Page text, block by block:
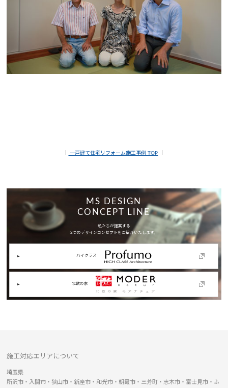
一戸建て住宅リフォーム施工事例 TOP
MS DESIGN
CONCEPT LINE
私たちが提案する
2つのデザインコンセプトをご紹介いたします。
ハイクラス
北欧の家
施工対応エリアについて
埼玉県
所沢市・入間市・狭山市・新座市・和光市・朝霞市・三芳町・志木市・富士見市・ふ